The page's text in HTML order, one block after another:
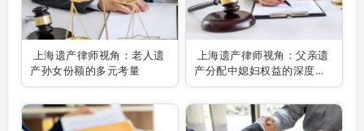
上海遗产律师视角：老人遗
产孙女份额的多元考量
上海遗产律师视角：父亲遗
产分配中媳妇权益的深度剖
析